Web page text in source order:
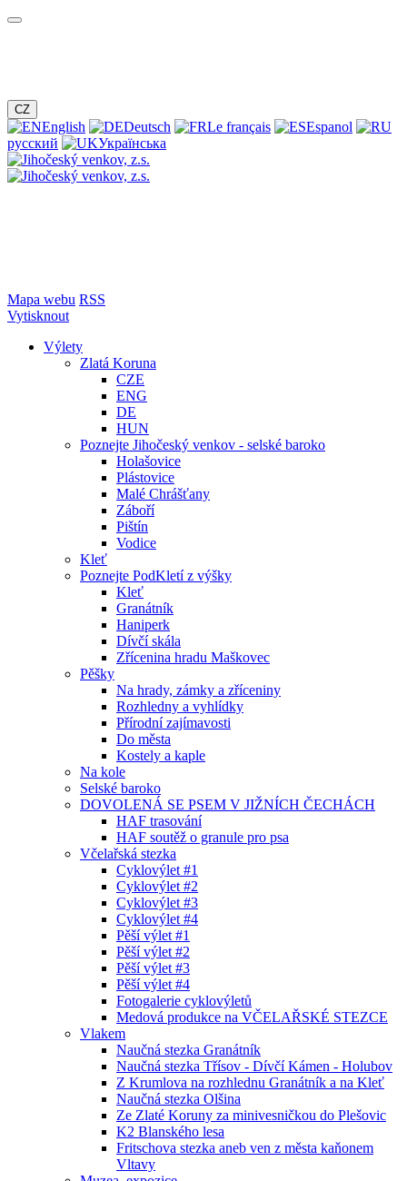
CZ
English Deutsch Le français
Espanol
русский
Українська
Mapa webu RSS
Vytisknout
Výlety
Zlatá Koruna
CZE
ENG
DE
HUN
Poznejte Jihočeský venkov - selské baroko
Holašovice
Plástovice
Malé Chrášťany
Záboří
Pištín
Vodice
Kleť
Poznejte PodKletí z výšky
Kleť
Granátník
Haniperk
Dívčí skála
Zřícenina hradu Maškovec
Pěšky
Na hrady, zámky a zříceniny
Rozhledny a vyhlídky
Přírodní zajímavosti
Do města
Kostely a kaple
Na kole
Selské baroko
DOVOLENÁ SE PSEM V JIŽNÍCH ČECHÁCH
HAF trasování
HAF soutěž o granule pro psa
Včelařská stezka
Cyklovýlet #1
Cyklovýlet #2
Cyklovýlet #3
Cyklovýlet #4
Pěší výlet #1
Pěší výlet #2
Pěší výlet #3
Pěší výlet #4
Fotogalerie cyklovýletů
Medová produkce na VČELAŘSKÉ STEZCE
Vlakem
Naučná stezka Granátník
Naučná stezka Třísov - Dívčí Kámen - Holubov
Z Krumlova na rozhlednu Granátník a na Kleť
Naučná stezka Olšina
Ze Zlaté Koruny za minivesničkou do Plešovic
K2 Blanského lesa
Fritschova stezka aneb ven z města kaňonem
Vltavy